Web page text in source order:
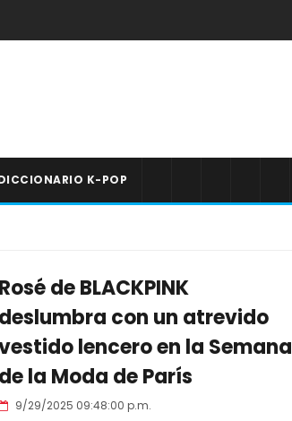
K-POP
Rosé de BLACKPINK
deslumbra con un atrevido
lencero en la Semana
de la Moda de París
9/29/2025 09:48:00 p.m.